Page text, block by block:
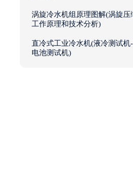
涡旋冷水机组原理图解(涡旋压
工作原理和技术分析)
直冷式工业冷水机(液冷测试机
电池测试机)